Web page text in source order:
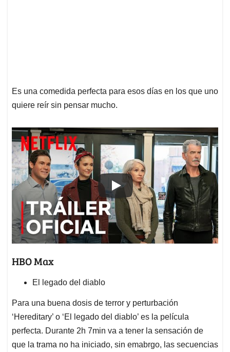
Es una comedida perfecta para esos días en los que uno
quiere reír sin pensar mucho.
HBO Max
El legado del diablo
Para una buena dosis de terror y perturbación
‘Hereditary’ o ‘El legado del diablo’ es la película
perfecta. Durante 2h 7min va a tener la sensación de
que la trama no ha iniciado, sin emabrgo, las secuencias